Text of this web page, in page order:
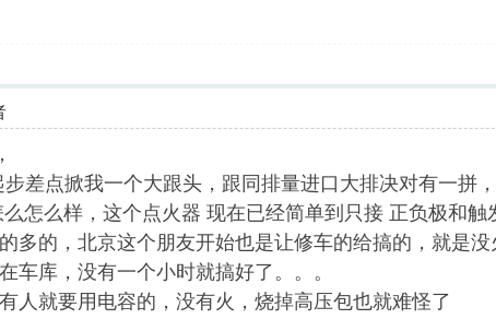
差点掀我一个大跟头，跟同排量进口大排决对有一拼
怎么样，这个点火器 现在已经简单到只接 正负极和
多的，北京这个朋友开始也是让修车的给搞的，就是
车库，没有一个小时就搞好了。。。
人就要用电容的，没有火，烧掉高压包也就难怪了